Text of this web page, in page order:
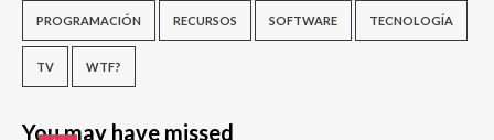
PROGRAMACIÓN RECURSOS SOFTWARE TECNOLOGÍA
TV WTF?
You may have missed